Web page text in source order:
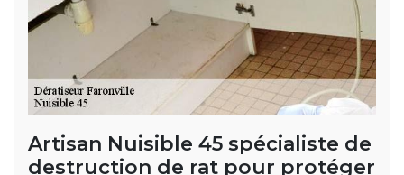
Artisan Nuisible 45 spécialiste de
destruction de rat pour protéger